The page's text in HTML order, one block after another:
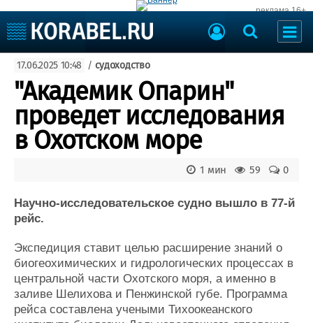
реклама 16+
Судоходство
Судоремонт
События
Пресс-релизы
Порты
Рыболовство
ВМФ
Судостроение
Пульс
Новости
Компании
Репутация
Работа
Крюинг
Торговая площадка
Оборудование
Изделия
Материалы
Услуги
17.06.2025 10:48 / судоходство
"Академик Опарин"
проведет исследования
в Охотском море
0
59
1 мин
Научно-исследовательское судно вышло в 77-й
рейс.
Экспедиция ставит целью расширение знаний о
биогеохимических и гидрологических процессах в
центральной части Охотского моря, а именно в
заливе Шелихова и Пенжинской губе. Программа
рейса составлена учеными Тихоокеанского